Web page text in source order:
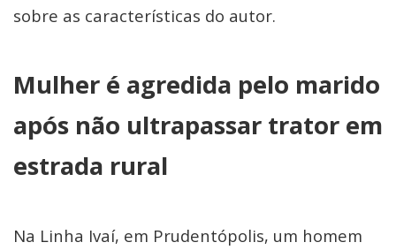
sobre as características do autor.
Mulher é agredida pelo marido
após não ultrapassar trator em
estrada rural
Na Linha Ivaí, em Prudentópolis, um homem